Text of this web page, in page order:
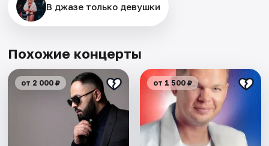
В джазе только девушки
Похожие концерты
от 2 000 ₽ от 1 500 ₽